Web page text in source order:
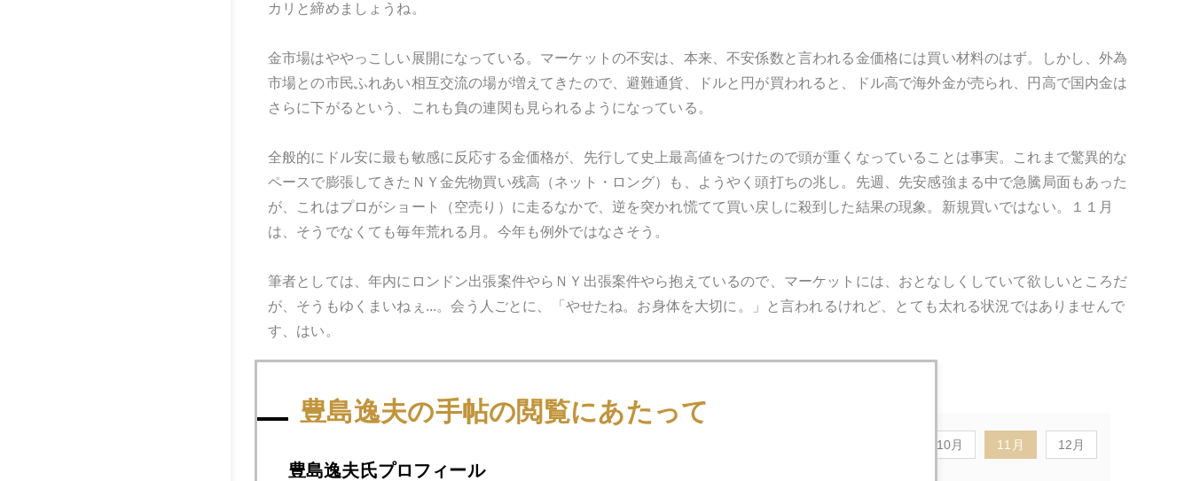
カリと締めましょうね。
金市場はややっこしい展開になっている。マーケットの不安は、本来、不安係数と言われる金価格には買い材料のはず。しかし、外為
市場との市民ふれあい相互交流の場が増えてきたので、避難通貨、ドルと円が買われると、ドル高で海外金が売られ、円高で国内金は
さらに下がるという、これも負の連関も見られるようになっている。
全般的にドル安に最も敏感に反応する金価格が、先行して史上最高値をつけたので頭が重くなっていることは事実。これまで驚異的な
ペースで膨張してきたＮＹ金先物買い残高（ネット・ロング）も、ようやく頭打ちの兆し。先週、先安感強まる中で急騰局面もあった
が、これはプロがショート（空売り）に走るなかで、逆を突かれ慌てて買い戻しに殺到した結果の現象。新規買いではない。１１月
は、そうでなくても毎年荒れる月。今年も例外ではなさそう。
筆者としては、年内にロンドン出張案件やらＮＹ出張案件やら抱えているので、マーケットには、おとなしくしていて欲しいところだ
が、そうもゆくまいねぇ...。会う人ごとに、「やせたね。お身体を大切に。」と言われるけれど、とても太れる状況ではありませんで
す、はい。
10月 11月 12月
豊島逸夫の手帖の閲覧にあたって
豊島逸夫氏プロフィール